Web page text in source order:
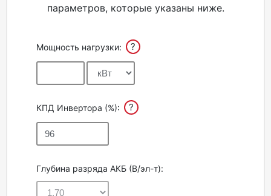
Партнерам
Контакты
параметров, которые указаны ниже.
Мощность нагрузки: ?
КПД Инвертора (%): ?
Глубина разряда АКБ (В/эл-т):